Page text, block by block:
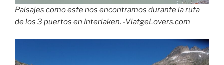
Paisajes como este nos encontramos durante la ruta
de los 3 puertos en Interlaken. -ViatgeLovers.com